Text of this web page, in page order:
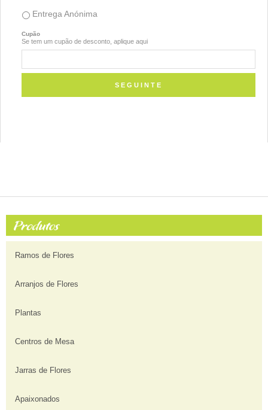
Entrega Anónima
Cupão
Se tem um cupão de desconto, aplique aqui
Ramos de Flores
Arranjos de Flores
Plantas
Centros de Mesa
Jarras de Flores
Apaixonados